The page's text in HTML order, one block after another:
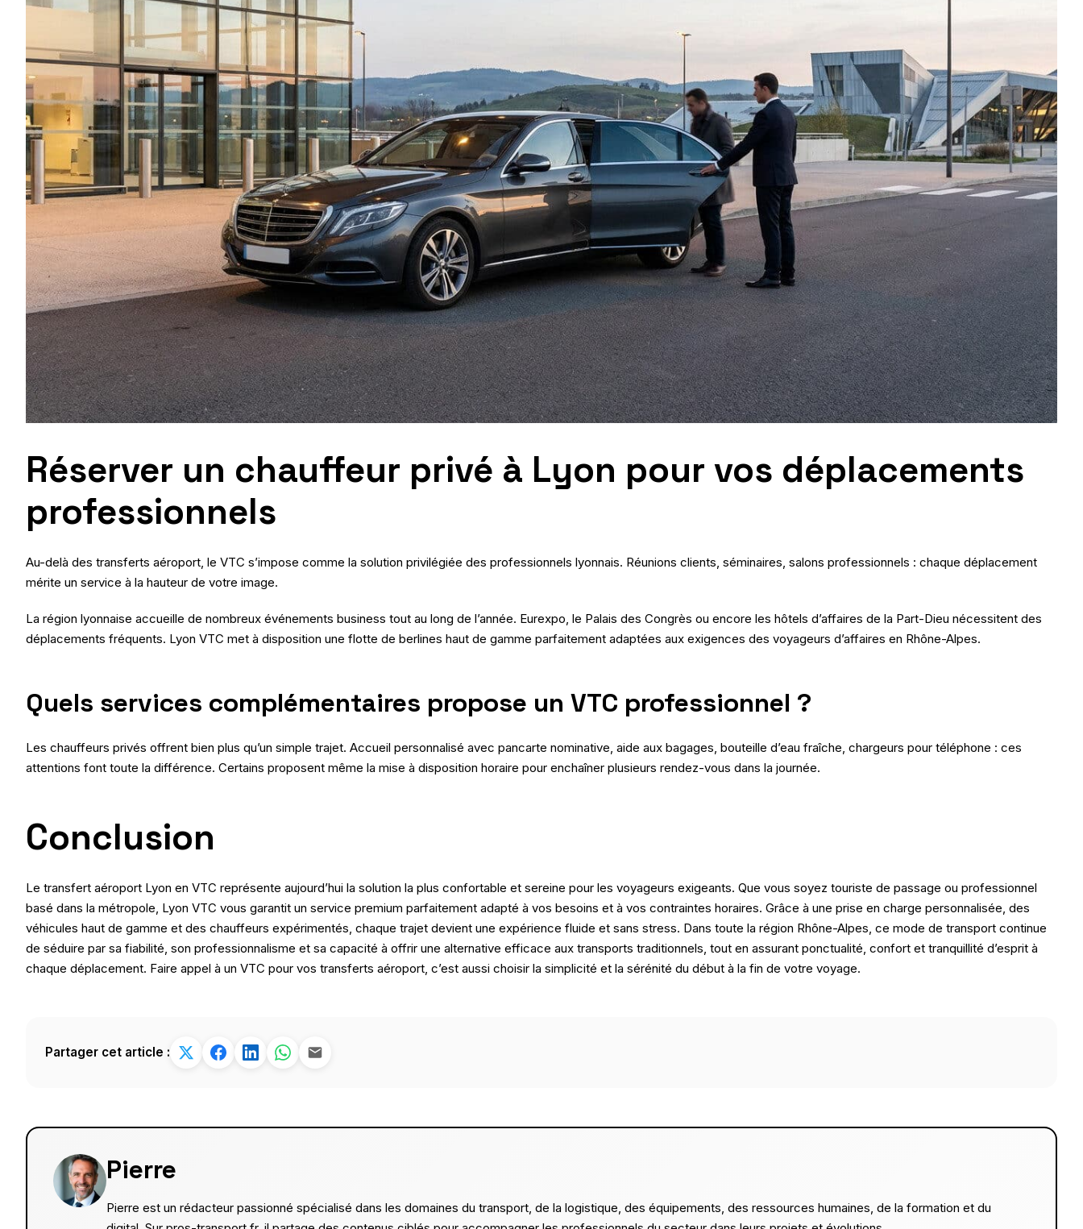
Réserver un chauffeur privé à Lyon pour vos déplacements
professionnels
Au-delà des transferts aéroport, le VTC s’impose comme la solution privilégiée des professionnels lyonnais. Réunions clients, séminaires, salons professionnels : chaque déplacement
mérite un service à la hauteur de votre image.
La région lyonnaise accueille de nombreux événements business tout au long de l’année. Eurexpo, le Palais des Congrès ou encore les hôtels d’affaires de la Part-Dieu nécessitent des
déplacements fréquents. Lyon VTC met à disposition une flotte de berlines haut de gamme parfaitement adaptées aux exigences des voyageurs d’affaires en Rhône-Alpes.
Quels services complémentaires propose un VTC professionnel ?
Les chauffeurs privés offrent bien plus qu’un simple trajet. Accueil personnalisé avec pancarte nominative, aide aux bagages, bouteille d’eau fraîche, chargeurs pour téléphone : ces
attentions font toute la différence. Certains proposent même la mise à disposition horaire pour enchaîner plusieurs rendez-vous dans la journée.
Conclusion
Le transfert aéroport Lyon en VTC représente aujourd’hui la solution la plus confortable et sereine pour les voyageurs exigeants. Que vous soyez touriste de passage ou professionnel
basé dans la métropole, Lyon VTC vous garantit un service premium parfaitement adapté à vos besoins et à vos contraintes horaires. Grâce à une prise en charge personnalisée, des
véhicules haut de gamme et des chauffeurs expérimentés, chaque trajet devient une expérience fluide et sans stress. Dans toute la région Rhône-Alpes, ce mode de transport continue
de séduire par sa fiabilité, son professionnalisme et sa capacité à offrir une alternative efficace aux transports traditionnels, tout en assurant ponctualité, confort et tranquillité d’esprit à
chaque déplacement. Faire appel à un VTC pour vos transferts aéroport, c’est aussi choisir la simplicité et la sérénité du début à la fin de votre voyage.
Partager cet article :
Pierre
Pierre est un rédacteur passionné spécialisé dans les domaines du transport, de la logistique, des équipements, des ressources humaines, de la formation et du